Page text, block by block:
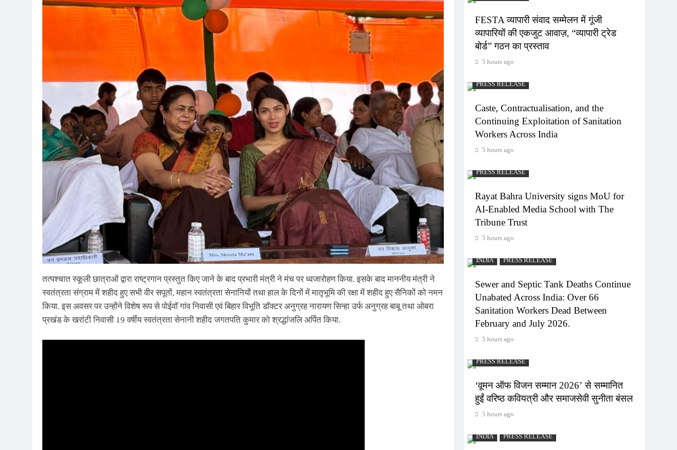
तत्पश्चात स्कूली छात्राओं द्वारा राष्ट्रगान प्रस्तुत किए जाने के बाद प्रभारी मंत्री ने मंच पर ध्वजारोहण किया. इसके बाद माननीय मंत्री ने
स्वतंत्रता संग्राम में शहीद हुए सभी वीर सपूतों, महान स्वतंत्रता सेनानियों तथा हाल के दिनों में मातृभूमि की रक्षा में शहीद हुए सैनिकों को नमन
किया. इस अवसर पर उन्होंने विशेष रूप से पोईवॉ गांव निवासी एवं बिहार विभूति डॉक्टर अनुग्रह नारायण सिन्हा उर्फ अनुग्रह बाबू तथा ओबरा
प्रखंड के खरांटी निवासी 19 वर्षीय स्वतंत्रता सेनानी शहीद जगतपति कुमार को श्रद्धांजलि अर्पित किया.
FESTA व्यापारी संवाद सम्मेलन में गूंजी
व्यापारियों की एकजुट आवाज़, “व्यापारी ट्रेड
बोर्ड” गठन का प्रस्ताव
5 hours ago
PRESS RELEASE
Caste, Contractualisation, and the
Continuing Exploitation of Sanitation
Workers Across India
5 hours ago
PRESS RELEASE
Rayat Bahra University signs MoU for
AI-Enabled Media School with The
Tribune Trust
5 hours ago
INDIA PRESS RELEASE
Sewer and Septic Tank Deaths Continue
Unabated Across India: Over 66
Sanitation Workers Dead Between
February and July 2026.
5 hours ago
PRESS RELEASE
‘वूमन ऑफ विजन सम्मान 2026’ से सम्मानित
हुईं वरिष्ठ कवियत्री और समाजसेवी सुनीता बंसल
5 hours ago
INDIA PRESS RELEASE